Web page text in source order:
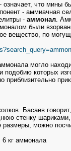
что мины
- аммиачная
- аммонал.
были
вещество, по
могло
которых
приблизительно
Басаев
стенку
можно
6 кг аммонала